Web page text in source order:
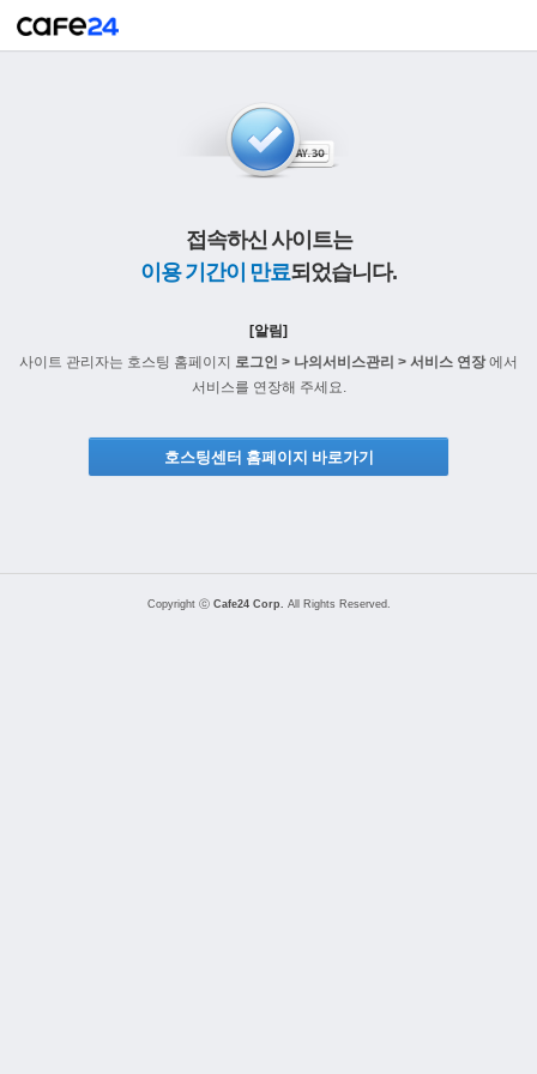
접속하신 사이트는
이용 기간이 만료되었습니다.
[알림]
사이트 관리자는 호스팅 홈페이지 로그인 > 나의서비스관리 > 서비스 연장에서
서비스를 연장해 주세요.
호스팅센터 홈페이지 바로가기
Copyright ⓒ Cafe24 Corp. All Rights Reserved.